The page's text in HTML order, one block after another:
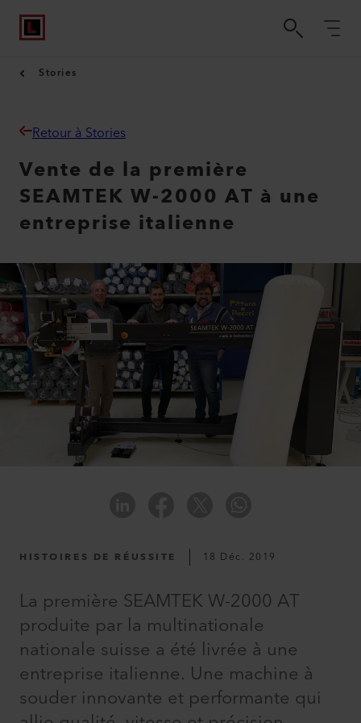
Stories
Retour à Stories
Vente de la première
SEAMTEK W-2000 AT à une
entreprise italienne
HISTOIRES DE RÉUSSITE 18 Déc. 2019
La première SEAMTEK W-2000 AT
produite par la multinationale
nationale suisse a été livrée à une
entreprise italienne. Une machine à
souder innovante et performante qui